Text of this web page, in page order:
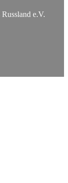
e.V.